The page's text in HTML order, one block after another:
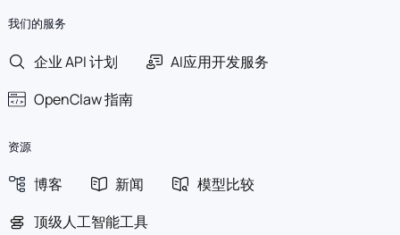
我们的服务
企业 API 计划
AI应用开发服务
OpenClaw 指南
资源
博客 新闻
模型比较
顶级人工智能工具